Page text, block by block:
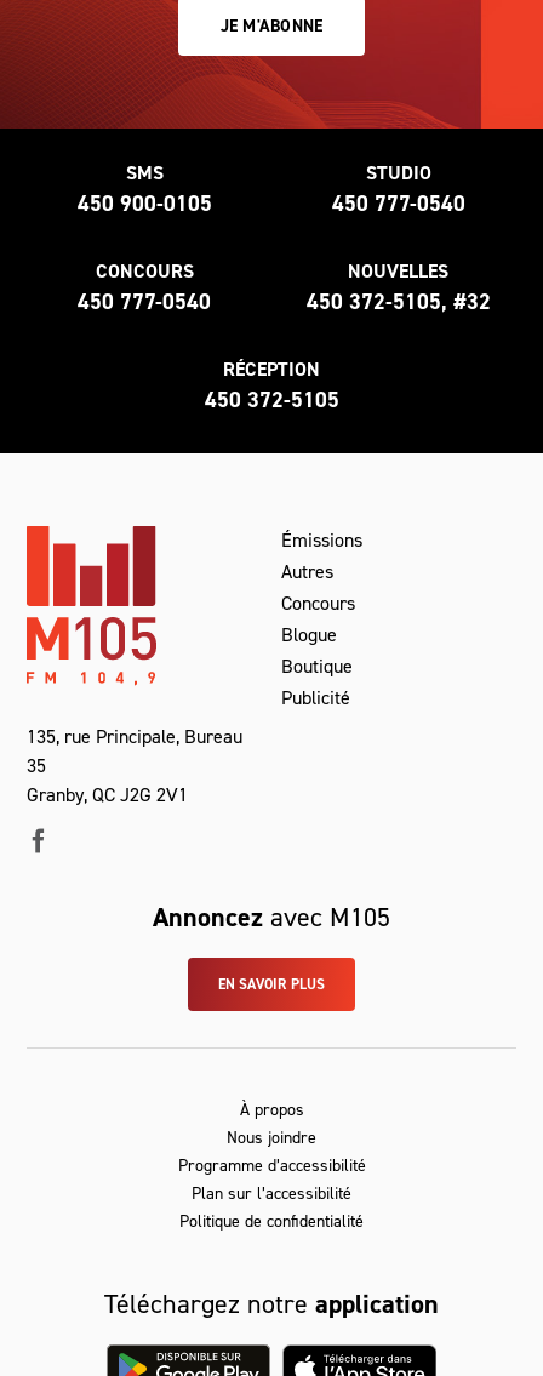
JE M'ABONNE
SMS
450 900-0105
STUDIO
450 777-0540
CONCOURS
450 777-0540
NOUVELLES
450 372-5105, #32
RÉCEPTION
450 372-5105
135, rue Principale, Bureau
35
Granby, QC J2G 2V1
Émissions
Autres
Concours
Blogue
Boutique
Publicité
Annoncez avec M105
EN SAVOIR PLUS
À propos
Nous joindre
Programme d’accessibilité
Plan sur l’accessibilité
Politique de confidentialité
Téléchargez notre application